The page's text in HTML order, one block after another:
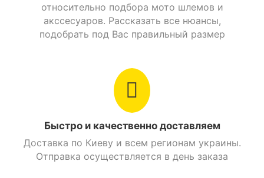
относительно подбора мото шлемов и
акссесуаров. Рассказать все нюансы,
подобрать под Вас правильный размер
Быстро и качественно доставляем
Доставка по Киеву и всем регионам украины.
Отправка осуществляется в день заказа